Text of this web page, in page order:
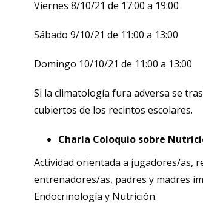
Viernes 8/10/21 de 17:00 a 19:00
Sábado 9/10/21 de 11:00 a 13:00
Domingo 10/10/21 de 11:00 a 13:00
Si la climatología fura adversa se
cubiertos de los recintos escolares.
Charla Coloquio sobre
Actividad orientada a jugadores/as,
entrenadores/as, padres y madres
Endocrinología y Nutrición.